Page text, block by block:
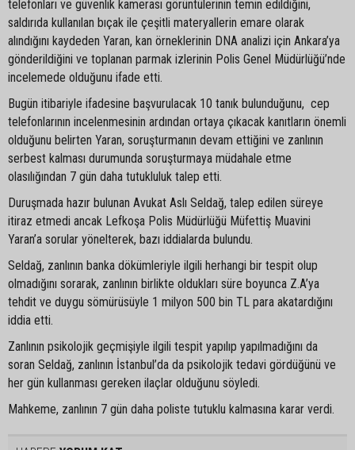
telefonları ve güvenlik kamerası görüntülerinin temin edildiğini,
saldırıda kullanılan bıçak ile çeşitli materyallerin emare olarak
alındığını kaydeden Yaran, kan örneklerinin DNA analizi için Ankara’ya
gönderildiğini ve toplanan parmak izlerinin Polis Genel Müdürlüğü’nde
incelemede olduğunu ifade etti.
Bugün itibariyle ifadesine başvurulacak 10 tanık bulunduğunu, cep
telefonlarının incelenmesinin ardından ortaya çıkacak kanıtların önemli
olduğunu belirten Yaran, soruşturmanın devam ettiğini ve zanlının
serbest kalması durumunda soruşturmaya müdahale etme
olasılığından 7 gün daha tutukluluk talep etti.
Duruşmada hazır bulunan Avukat Aslı Seldağ, talep edilen süreye
itiraz etmedi ancak Lefkoşa Polis Müdürlüğü Müfettiş Muavini
Yaran’a sorular yönelterek, bazı iddialarda bulundu.
Seldağ, zanlının banka dökümleriyle ilgili herhangi bir tespit olup
olmadığını sorarak, zanlının birlikte oldukları süre boyunca Z.A’ya
tehdit ve duygu sömürüsüyle 1 milyon 500 bin TL para akatardığını
iddia etti.
Zanlının psikolojik geçmişiyle ilgili tespit yapılıp yapılmadığını da
soran Seldağ, zanlının İstanbul’da da psikolojik tedavi gördüğünü ve
her gün kullanması gereken ilaçlar olduğunu söyledi.
Mahkeme, zanlının 7 gün daha poliste tutuklu kalmasına karar verdi.